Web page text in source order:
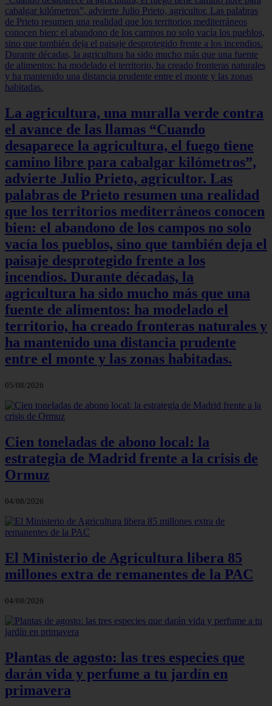
La agricultura, una muralla verde contra
el avance de las llamas “Cuando
desaparece la agricultura, el fuego tiene
camino libre para cabalgar kilómetros”,
advierte Julio Prieto, agricultor. Las
palabras de Prieto resumen una realidad
que los territorios mediterráneos conocen
bien: el abandono de los campos no solo
vacía los pueblos, sino que también deja el
paisaje desprotegido frente a los
incendios. Durante décadas, la
agricultura ha sido mucho más que una
fuente de alimentos: ha modelado el
territorio, ha creado fronteras naturales y
ha mantenido una distancia prudente
entre el monte y las zonas habitadas.
05/08/2026
Cien toneladas de abono local: la
estrategia de Madrid frente a la crisis de
Ormuz
04/08/2026
El Ministerio de Agricultura libera 85
millones extra de remanentes de la PAC
04/08/2026
Plantas de agosto: las tres especies que
darán vida y perfume a tu jardín en
primavera